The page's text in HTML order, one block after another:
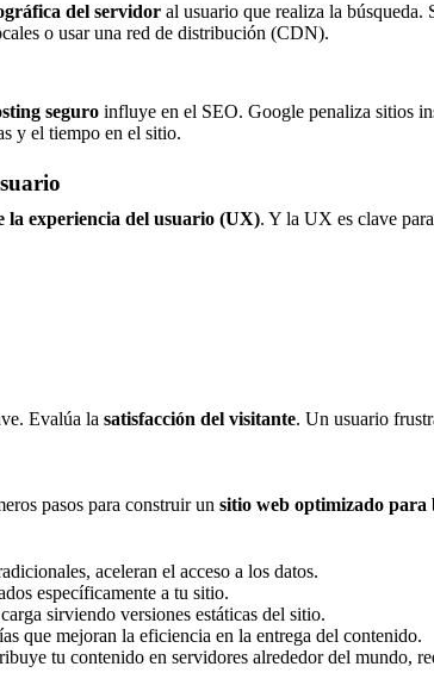
del servidor al usuario que realiza la
o usar una red de distribución (CDN).
seguro influye en el SEO. Google penaliza sitios
y el tiempo en el sitio.
la experiencia del usuario (UX). Y la UX es clave
Evalúa la satisfacción del visitante. Un usuario
pasos para construir un sitio web optimizado para
aceleran el acceso a los datos.
específicamente a tu sitio.
sirviendo versiones estáticas del sitio.
que mejoran la eficiencia en la entrega del contenido.
tu contenido en servidores alrededor del mundo,